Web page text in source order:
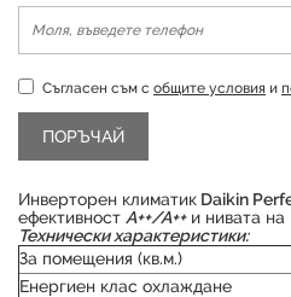
Съгласен съм с общите условия и
Инверторен климатик Daikin
ефективност А++/А++и нивата на
Технически характеристики:
За помещения (кв.м.)
Енергиен клас охлаждане